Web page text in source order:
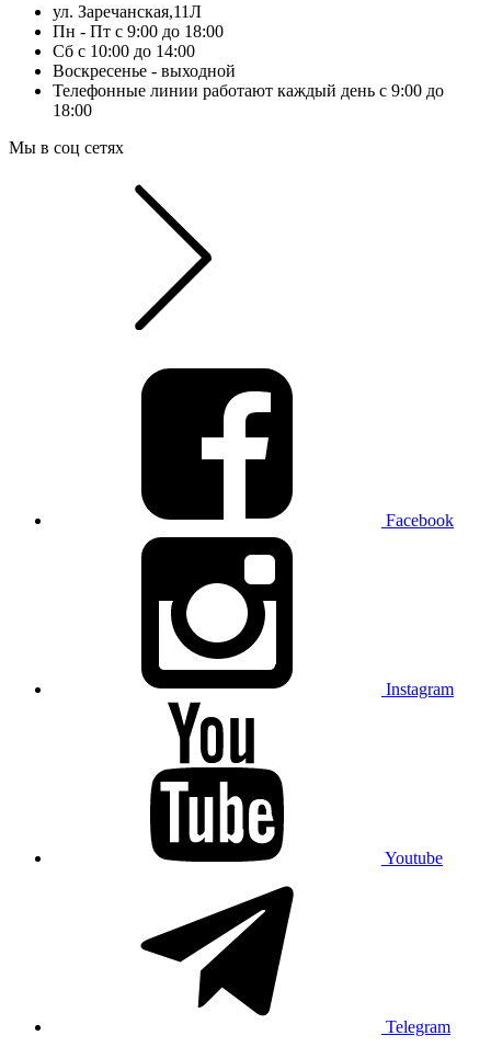
ул. Заречанская,11Л
Пн - Пт с 9:00 до 18:00
Сб с 10:00 до 14:00
Воскресенье - выходной
Телефонные линии работают каждый день с 9:00 до
18:00
Мы в соц сетях
Facebook
Instagram
Youtube
Telegram